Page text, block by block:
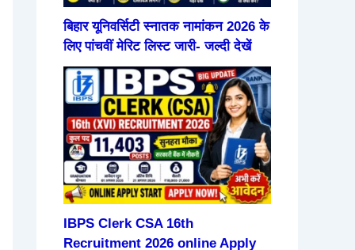
बिहार यूनिवर्सिटी स्नातक नामांकन 2026 के
लिए पांचवीं मेरिट लिस्ट जारी- जल्दी देखें
IBPS Clerk CSA 16th
Recruitment 2026 online Apply